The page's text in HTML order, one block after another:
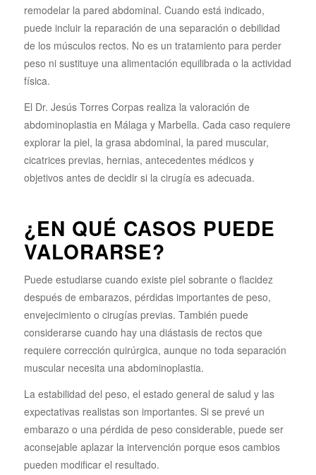
remodelar la pared abdominal. Cuando está indicado,
puede incluir la reparación de una separación o debilidad
de los músculos rectos. No es un tratamiento para perder
peso ni sustituye una alimentación equilibrada o la actividad
física.
El Dr. Jesús Torres Corpas realiza la valoración de
abdominoplastia en Málaga y Marbella. Cada caso requiere
explorar la piel, la grasa abdominal, la pared muscular,
cicatrices previas, hernias, antecedentes médicos y
objetivos antes de decidir si la cirugía es adecuada.
¿EN QUÉ CASOS PUEDE
VALORARSE?
Puede estudiarse cuando existe piel sobrante o flacidez
después de embarazos, pérdidas importantes de peso,
envejecimiento o cirugías previas. También puede
considerarse cuando hay una diástasis de rectos que
requiere corrección quirúrgica, aunque no toda separación
muscular necesita una abdominoplastia.
La estabilidad del peso, el estado general de salud y las
expectativas realistas son importantes. Si se prevé un
embarazo o una pérdida de peso considerable, puede ser
aconsejable aplazar la intervención porque esos cambios
pueden modificar el resultado.